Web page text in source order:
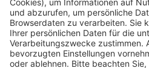
Denn die großen Mähwerke
für die Rehkitze dar. Das
Kitze von den Feldern nicht
weggehen und den